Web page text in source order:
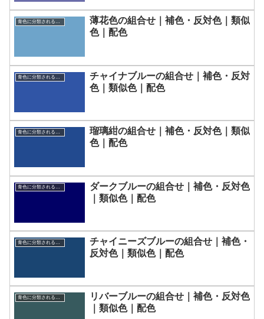
青色に分類される色一覧
薄花色の組合せ｜補色・反対色｜類似
色｜配色
チャイナブルーの組合せ｜補色・反対
色｜類似色｜配色
青色に分類される色一覧
瑠璃紺の組合せ｜補色・反対色｜類似
色｜配色
青色に分類される色一覧
ダークブルーの組合せ｜補色・反対色
｜類似色｜配色
青色に分類される色一覧
チャイニーズブルーの組合せ｜補色・
反対色｜類似色｜配色
青色に分類される色一覧
リバーブルーの組合せ｜補色・反対色
｜類似色｜配色